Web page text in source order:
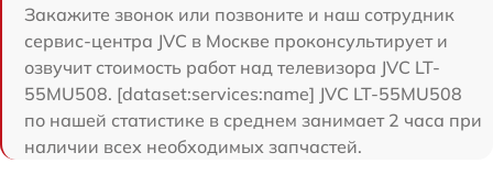
Закажите звонок или позвоните и наш сотрудник
сервис-центра JVC в Москве проконсультирует и
озвучит стоимость работ над телевизора JVC LT-
55MU508. [dataset:services:name] JVC LT-55MU508
по нашей статистике в среднем занимает 2 часа при
наличии всех необходимых запчастей.